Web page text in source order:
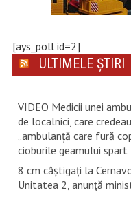
[ays_poll id=2]
ULTIMELE ȘTIRI
VIDEO Medicii unei
de localnici, care
„ambulanță care fură
cioburile geamului spart
8 cm câștigați la
Unitatea 2, anunță